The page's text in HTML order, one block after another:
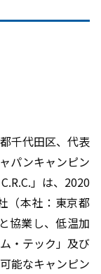
千代田区、代表
パンキャンピン
」は、2020
（本社：東京都
協業し、低温加
・テック」及び
能なキャンピン